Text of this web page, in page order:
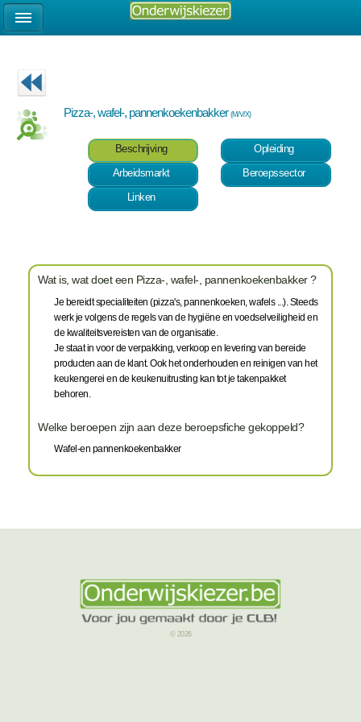
Pizza-, wafel-, pannenkoekenbakker(M/V/X)
Beschrijving
Opleiding
Arbeidsmarkt
Beroepssector
Linken
Wat is, wat doet een Pizza-, wafel-, pannenkoekenbakker ?
Je bereidt specialiteiten (pizza's, pannenkoeken, wafels ...). Steeds
werk je volgens de regels van de hygiëne en voedselveiligheid en
de kwaliteitsvereisten van de organisatie.
Je staat in voor de verpakking, verkoop en levering van bereide
producten aan de klant. Ook het onderhouden en reinigen van het
keukengerei en de keukenuitrusting kan tot je takenpakket
behoren.
Welke beroepen zijn aan deze beroepsfiche gekoppeld?
Wafel-en pannenkoekenbakker
© 2026